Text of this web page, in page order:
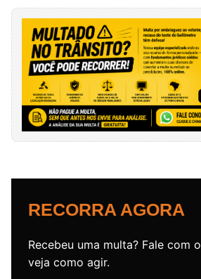
RECORRA AGORA
Recebeu uma multa? Fale com
veja como agir.